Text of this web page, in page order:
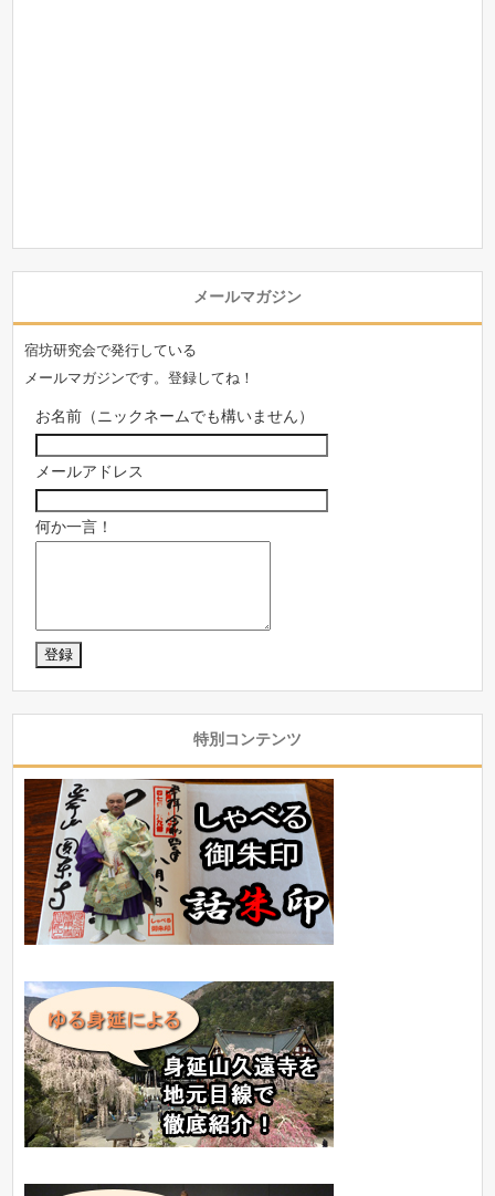
メールマガジン
宿坊研究会で発行している
メールマガジンです。登録してね！
お名前（ニックネームでも構いません）
メールアドレス
何か一言！
特別コンテンツ